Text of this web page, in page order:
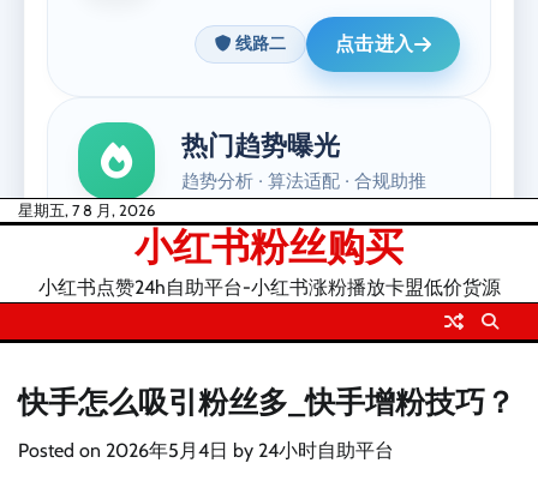
Skip星期五, 7 8 月, 2026
小红书粉丝购买
小红书点赞24h自助平台-小红书涨粉播放卡盟低价货源
快手怎么吸引粉丝多_快手增粉技巧？
Posted on 2026年5月4日 by 24小时自助平台